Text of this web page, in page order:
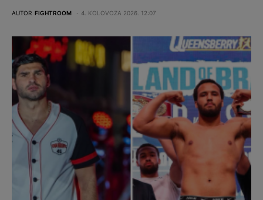
AUTOR FIGHTROOM 4. KOLOVOZA 2026. 12:07